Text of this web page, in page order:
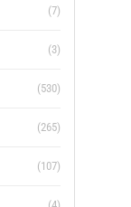
(7)
(3)
(530)
(265)
(107)